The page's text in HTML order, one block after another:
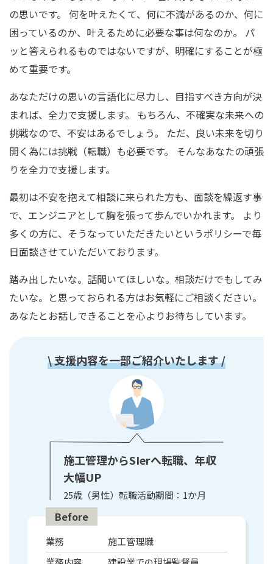
の思いです。 何を叶えたくて、何に不満があるのか、何に
困っているのか、叶えるために必要な事は何なのか。 パ
ッと答えられるものではないですが、明確にすることが極
めて重要です。
あなただけの思いの言語化に尽力し、目指すべき方向が決
まれば、全力で支援します。 もちろん、不確実な未来への
挑戦なので、不安はあるでしょう。 ただ、良い未来を切り
開く為には挑戦（転職）も必要です。 そんなあなたの頑張
りを全力で支援します。
最初は不安を抱えて相談に来られた方も、面談を繰返す事
で、エンジニアとして胸を張って歩んでいかれます。 より
多くの方に、そうなっていただきたいというポリシーで毎
日面談させていただいております。
踏み出したいな。話聞いてほしいな。相談だけでもしてみ
たいな。と思っておられる方はお気軽にご相談ください。
あなたとお話しできることを心よりお待ちしています。
\ 支援内容を一部ご紹介いたします /
施工管理からSIerへ転職、年収
大幅UP
25歳（男性）転職活動期間：1か月
Before
業務
施工管理職